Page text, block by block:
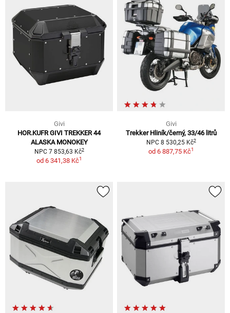
Givi
HOR.KUFR GIVI TREKKER 44
ALASKA MONOKEY
NPC 7 853,63 Kč2
od 6 341,38 Kč1
Givi
Trekker Hliník/černý, 33/46 litrů
NPC 8 530,25 Kč2
od 6 887,75 Kč1